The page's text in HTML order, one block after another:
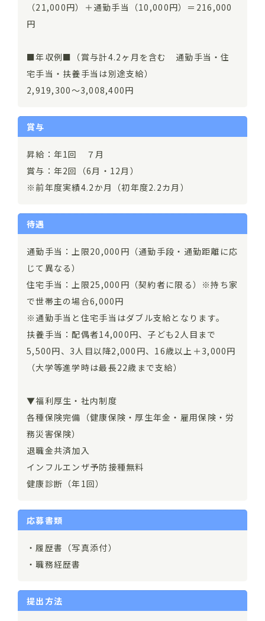
（21,000円）＋通勤手当（10,000円）＝216,000
円
■年収例■（賞与計4.2ヶ月を含む 通勤手当・住
宅手当・扶養手当は別途支給）
2,919,300～3,008,400円
賞与
昇給：年1回 ７月
賞与：年2回（6月・12月）
※前年度実績4.2か月（初年度2.2カ月）
待遇
通勤手当：上限20,000円（通勤手段・通勤距離に応
じて異なる）
住宅手当：上限25,000円（契約者に限る）※持ち家
で世帯主の場合6,000円
※通勤手当と住宅手当はダブル支給となります。
扶養手当：配偶者14,000円、子ども2人目まで
5,500円、3人目以降2,000円、16歳以上＋3,000円
（大学等進学時は最長22歳まで支給）
▼福利厚生・社内制度
各種保険完備（健康保険・厚生年金・雇用保険・労
務災害保険）
退職金共済加入
インフルエンザ予防接種無料
健康診断（年1回）
応募書類
・履歴書（写真添付）
・職務経歴書
提出方法